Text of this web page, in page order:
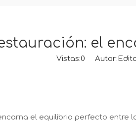
el
Vistas:0
el equilibrio perfecto